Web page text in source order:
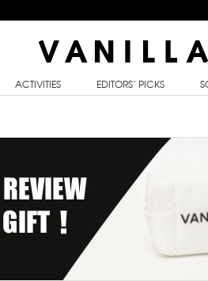
ACTIVITIES EDITORS’ PICKS